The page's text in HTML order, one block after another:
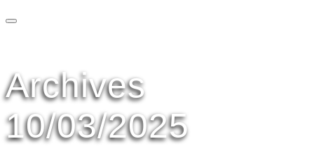
Archives
10/03/2025